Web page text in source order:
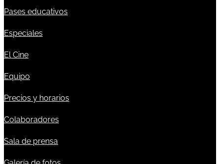
Pases educativos
Especiales
El Cine
Equipo
Precios y horarios
Colaboradores
Sala de prensa